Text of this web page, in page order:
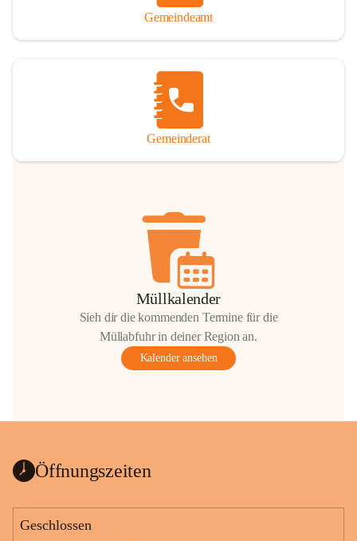
Gemeindeamt
Gemeinderat
Müllkalender
Sieh dir die kommenden Termine für die
Müllabfuhr in deiner Region an.
Kalender ansehen
Öffnungszeiten
Geschlossen